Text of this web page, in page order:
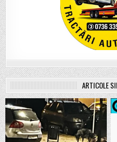
ARTICOLE